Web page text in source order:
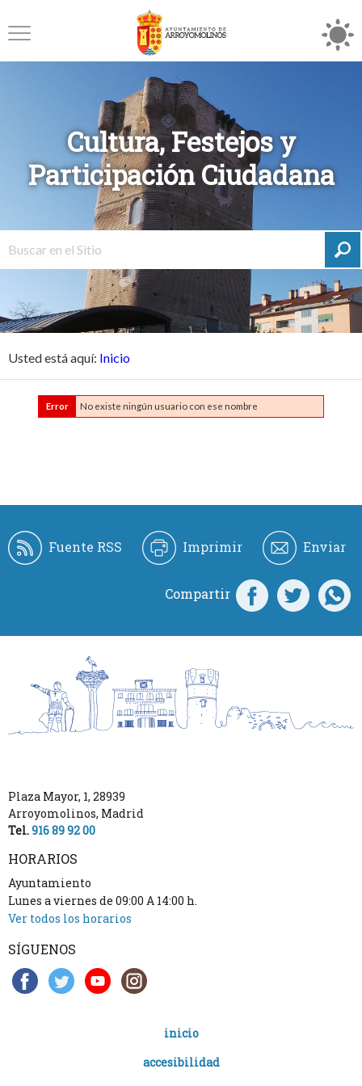
Cultura, Festejos y
Participación Ciudadana
Usted está aquí: Inicio
Error No existe ningún usuario con ese nombre
Fuente RSS Imprimir Enviar
Compartir
Plaza Mayor, 1, 28939
Arroyomolinos, Madrid
Tel.916 89 92 00
HORARIOS
Ayuntamiento
Lunes a viernes de 09:00 A 14:00 h.
Ver todos los horarios
SÍGUENOS
inicio
accesibilidad